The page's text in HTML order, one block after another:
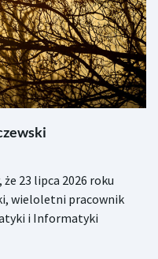
23 lipca 2026 roku
wieloletni pracownik
i Informatyki